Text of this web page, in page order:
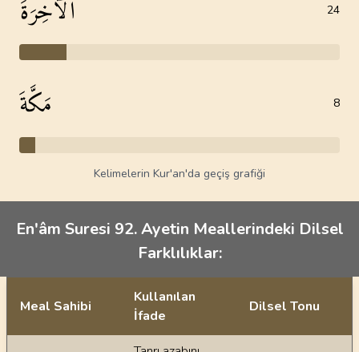
الْآخِرَةَ 24
مَكَّةَ 8
Kelimelerin Kur'an'da geçiş grafiği
En'âm Suresi 92. Ayetin Meallerindeki Dilsel
Farklılıklar:
Ayetin meallerindeki dilsel farklılıklar
Meal Sahibi
Kullanılan
İfade
Dilsel Tonu